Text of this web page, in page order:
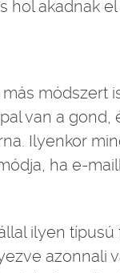
akadnak el
módszert
van a gond,
Ilyenkor
ha e-
ilyen
azonnali